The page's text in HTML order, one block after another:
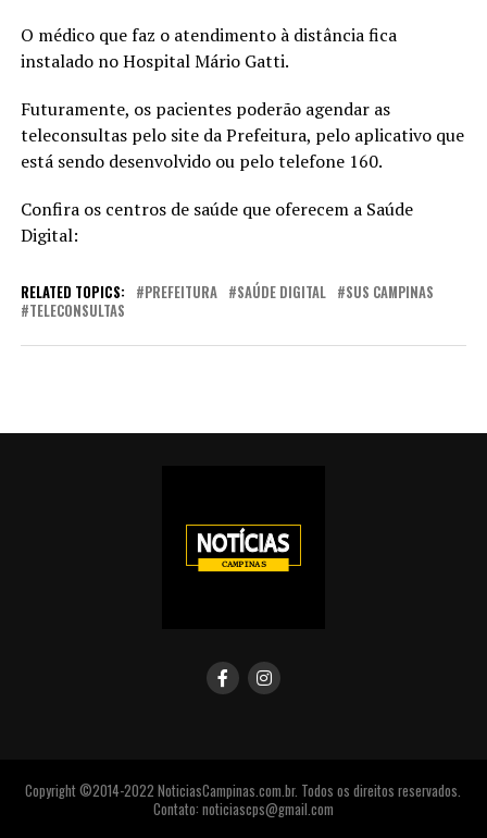
O médico que faz o atendimento à distância fica
instalado no Hospital Mário Gatti.
Futuramente, os pacientes poderão agendar as
teleconsultas pelo site da Prefeitura, pelo aplicativo que
está sendo desenvolvido ou pelo telefone 160.
Confira os centros de saúde que oferecem a Saúde
Digital:
RELATED TOPICS: PREFEITURA SAÚDE DIGITAL
SUS CAMPINAS
TELECONSULTAS
Copyright ©2014-2022 NoticiasCampinas.com.br. Todos os direitos reservados.
Contato: noticiascps@gmail.com